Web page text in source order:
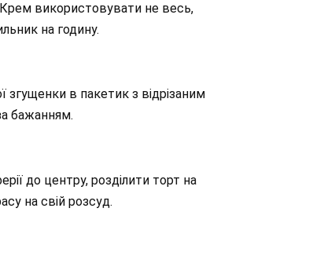
Крем використовувати не весь,
на годину.
в пакетик з відрізаним
бажанням.
до центру, розділити торт на
на свій розсуд.